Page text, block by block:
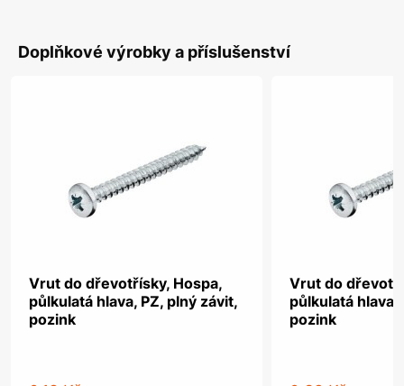
Doplňkové výrobky a příslušenství
Vrut do dřevotřísky, Hospa,
půlkulatá hlava, PZ, plný závit,
pozink
Vrut do
půlkulatá hlava,
pozink